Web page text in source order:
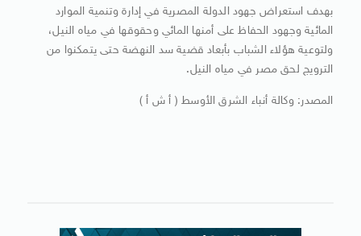
بهدف استعراض جهود الدولة المصرية في إدارة وتنمية الموارد
المائية وجهود الحفاظ على أمنها المائي وحقوقها في مياه النيل،
ولتوعية هؤلاء الشباب بأبعاد قضية سد النهضة حتى يتمكنوا من
الترويج لحق مصر في مياه النيل.
المصدر: وكالة أنباء الشرق الأوسط ( أ ش أ )